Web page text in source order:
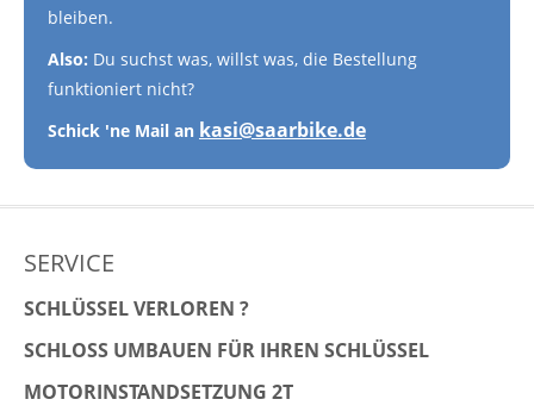
bleiben.
Also: Du suchst was, willst was, die Bestellung
funktioniert nicht?
Schick 'ne Mail an kasi@saarbike.de
SERVICE
SCHLÜSSEL VERLOREN ?
SCHLOSS UMBAUEN FÜR IHREN SCHLÜSSEL
MOTORINSTANDSETZUNG 2T